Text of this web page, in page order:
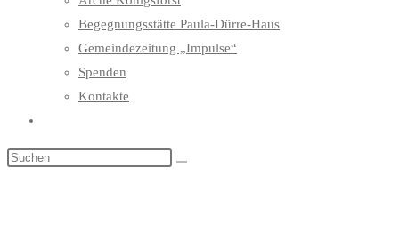
Begegnungsstätte Paula-Dürre-Haus
Gemeindezeitung „Impulse“
Spenden
Kontakte
umschalten